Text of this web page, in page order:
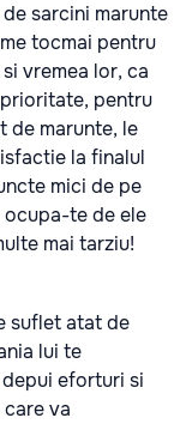
sarcini marunte
tocmai pentru
vremea lor, ca
pentru
de marunte, le
la finalul
mici de pe
ocupa-te de ele
mai tarziu!
suflet atat de
lui te
eforturi si
va